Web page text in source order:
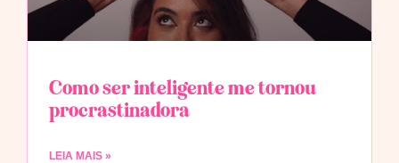
Como ser inteligente me tornou
procrastinadora
LEIA MAIS »